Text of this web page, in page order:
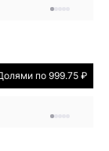
по 999.75 ₽